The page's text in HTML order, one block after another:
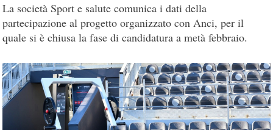
La società Sport e salute comunica i dati della
partecipazione al progetto organizzato con Anci, per il
quale si è chiusa la fase di candidatura a metà febbraio.